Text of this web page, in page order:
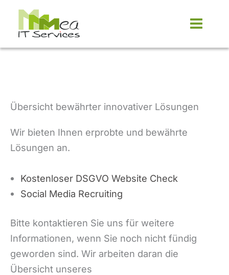
Zum
springen
Übersicht bewährter innovativer Lösungen
Wir bieten Ihnen erprobte und bewährte
Lösungen an.
Kostenloser DSGVO Website Check
Social Media Recruiting
Bitte kontaktieren Sie uns für weitere
Informationen, wenn Sie noch nicht fündig
geworden sind. Wir arbeiten daran die
Übersicht unseres